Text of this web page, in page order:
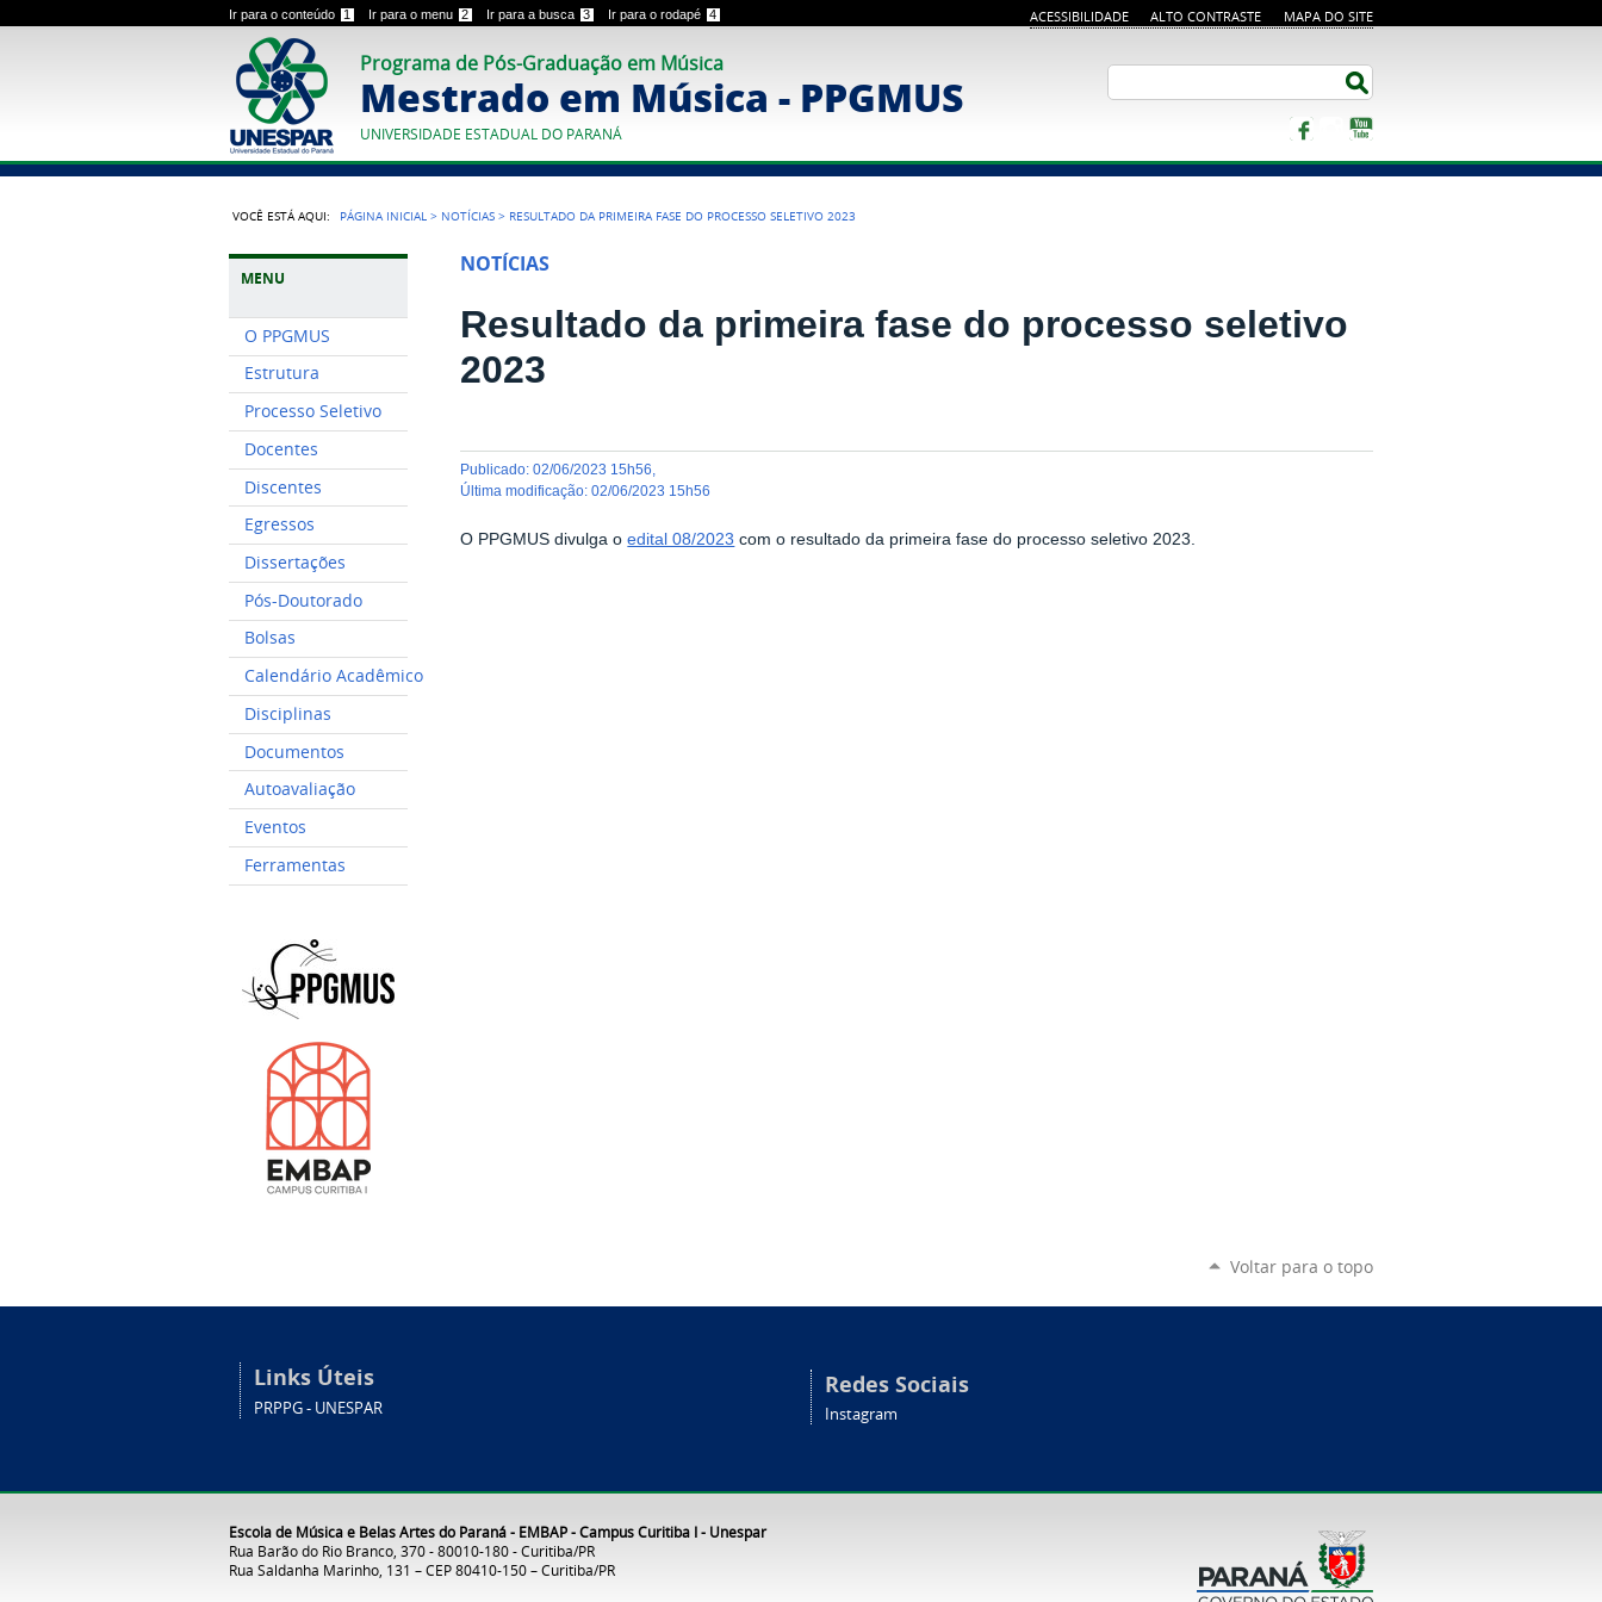
Ir para o conteúdo 1 Ir para o menu 2 Ir para a busca 3 Ir para o rodapé 4 ACESSIBILIDADE ALTO CONTRASTE MAPA DO SITE
Programa de Pós-Graduação em Música
Mestrado em Música - PPGMUS
UNIVERSIDADE ESTADUAL DO PARANÁ FacebookInstagram
VOCÊ ESTÁ AQUI: PÁGINA INICIAL > NOTÍCIAS > RESULTADO DA PRIMEIRA FASE DO PROCESSO SELETIVO 2023
MENU
O PPGMUS
Estrutura
Processo Seletivo
Docentes
Discentes
Egressos
Dissertações
Pós-Doutorado
Bolsas
Calendário Acadêmico
Disciplinas
Documentos
Autoavaliação
Eventos
Ferramentas
NOTÍCIAS
Resultado da primeira fase do processo seletivo
2023
publicado:02/06/2023 15h56
última modificação:02/06/2023 15h56
O PPGMUS divulga oedital 08/2023 com o resultado da primeira fase do processo seletivo 2023.
Voltar para o topo
Links Úteis
PRPPG - UNESPAR
Redes Sociais
Instagram
Escola de Música e Belas Artes do Paraná - EMBAP - Campus Curitiba I - Unespar
Rua Barão do Rio Branco, 370 - 80010-180 - Curitiba/PR
Rua Saldanha Marinho, 131 – CEP 80410-150 – Curitiba/PR